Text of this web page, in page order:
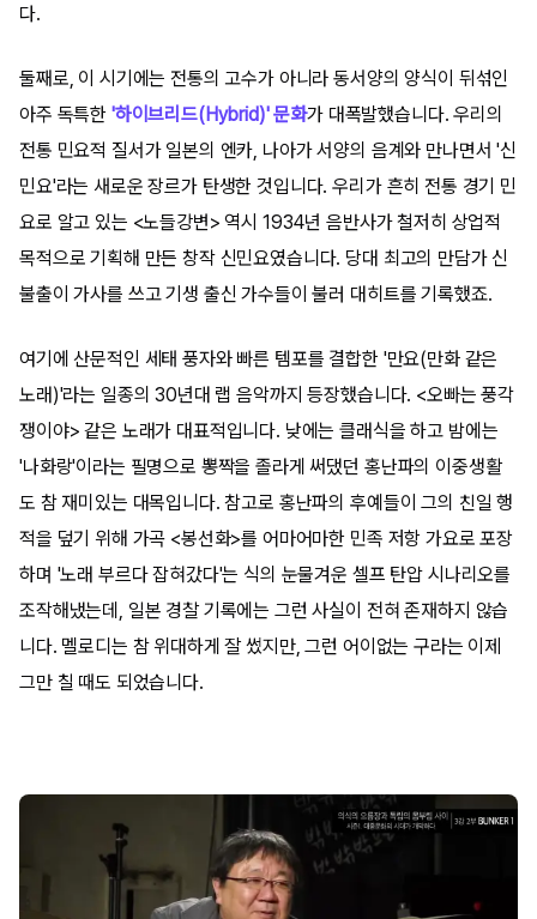
다.
둘째로, 이 시기에는 전통의 고수가 아니라 동서양의 양식이 뒤섞인
아주 독특한 '하이브리드(Hybrid)' 문화가 대폭발했습니다. 우리의
전통 민요적 질서가 일본의 엔카, 나아가 서양의 음계와 만나면서 '신
민요'라는 새로운 장르가 탄생한 것입니다. 우리가 흔히 전통 경기 민
요로 알고 있는 <노들강변> 역시 1934년 음반사가 철저히 상업적
목적으로 기획해 만든 창작 신민요였습니다. 당대 최고의 만담가 신
불출이 가사를 쓰고 기생 출신 가수들이 불러 대히트를 기록했죠.
여기에 산문적인 세태 풍자와 빠른 템포를 결합한 '만요(만화 같은
노래)'라는 일종의 30년대 랩 음악까지 등장했습니다. <오빠는 풍각
쟁이야> 같은 노래가 대표적입니다. 낮에는 클래식을 하고 밤에는
'나화랑'이라는 필명으로 뽕짝을 졸라게 써댔던 홍난파의 이중생활
도 참 재미있는 대목입니다. 참고로 홍난파의 후예들이 그의 친일 행
적을 덮기 위해 가곡 <봉선화>를 어마어마한 민족 저항 가요로 포장
하며 '노래 부르다 잡혀갔다'는 식의 눈물겨운 셀프 탄압 시나리오를
조작해냈는데, 일본 경찰 기록에는 그런 사실이 전혀 존재하지 않습
니다. 멜로디는 참 위대하게 잘 썼지만, 그런 어이없는 구라는 이제
그만 칠 때도 되었습니다.